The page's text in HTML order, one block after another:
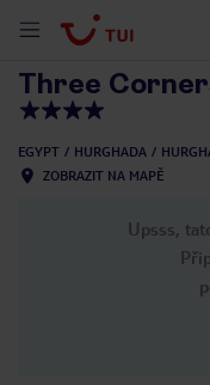
Three
EGYPT HURGHADA
ZOBRAZIT NA MAPĚ
Upsss,